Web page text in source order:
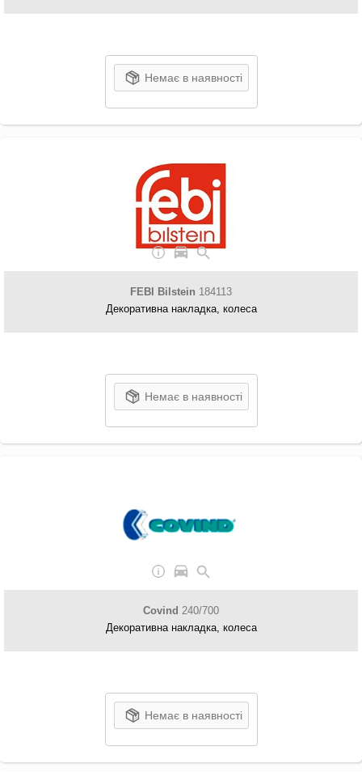
Немає в наявності
FEBI Bilstein 184113
Декоративна накладка, колеса
Немає в наявності
Covind 240/700
Декоративна накладка, колеса
Немає в наявності